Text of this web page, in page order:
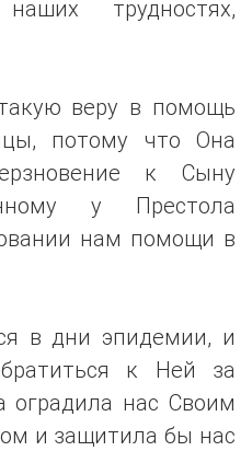
трудностях,
веру в помощь
потому что Она
к Сыну
у Престола
нам помощи в
в дни эпидемии, и
к Ней за
нас Своим
и защитила бы нас